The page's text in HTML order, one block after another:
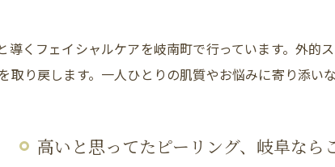
くフェイシャルケアを岐南町で行っています。外的
り戻します。一人ひとりの肌質やお悩みに寄り添い
高いと思ってたピーリング、岐阜なら